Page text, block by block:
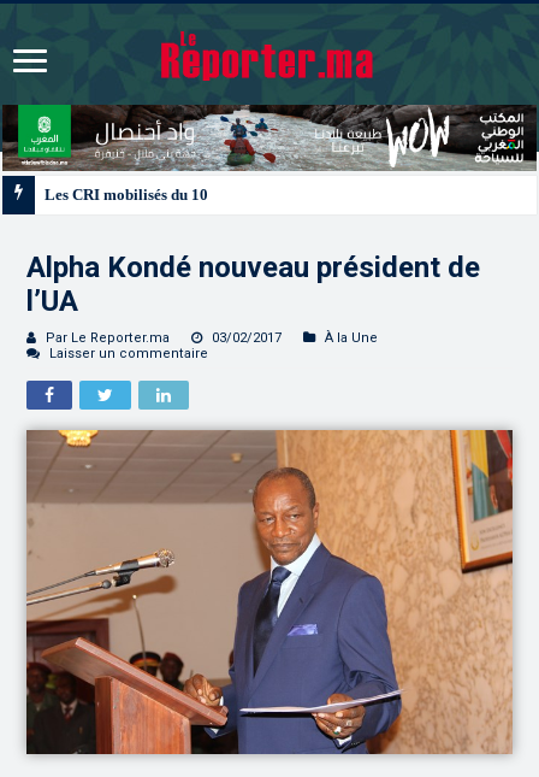
Alpha Kondé nouveau président de
l’UA
Par Le Reporter.ma 03/02/2017
À la Une
Laisser un commentaire